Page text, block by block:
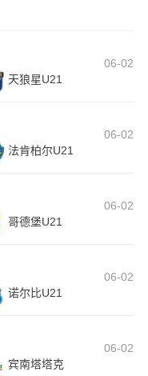
06-02
天狼星U21
06-02
法肯柏尔U21
06-02
哥德堡U21
06-02
诺尔比U21
06-02
宾南塔塔克